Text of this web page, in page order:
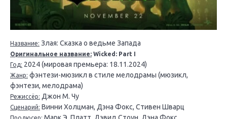
Название: Злая: Сказка о ведьме Запада
Оригинальное название: Wicked: Part I
Год: 2024 (мировая премьера: 18.11.2024)
Жанр: фэнтези-мюзикл в стиле мелодрамы (мюзикл,
фэнтези, мелодрама)
Режиссёр: Джон М. Чу
Сценарий: Винни Холцман, Дэна Фокс, Стивен Шварц